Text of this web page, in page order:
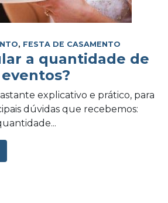
, FESTA DE CASAMENTO
a quantidade de
explicativo e prático, para
dúvidas que recebemos: